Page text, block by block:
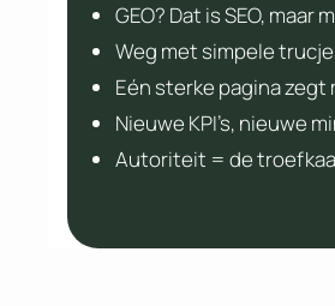
GEO? Dat is SEO, maar
Weg met simpele
Eén sterke pagina zegt
Nieuwe KPI’s, nieuwe
Autoriteit = de